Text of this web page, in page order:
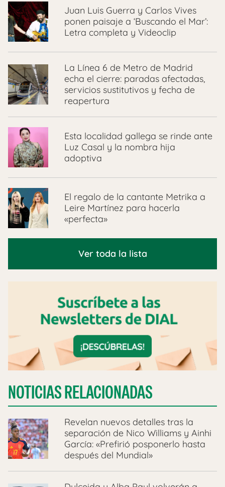
Juan Luis Guerra y Carlos Vives
ponen paisaje a ‘Buscando el Mar’:
Letra completa y Videoclip
La Línea 6 de Metro de Madrid
echa el cierre: paradas afectadas,
servicios sustitutivos y fecha de
reapertura
Esta localidad gallega se rinde ante
Luz Casal y la nombra hija
adoptiva
El regalo de la cantante Metrika a
Leire Martínez para hacerla
«perfecta»
Ver toda la lista
NOTICIAS RELACIONADAS
Revelan nuevos detalles tras la
separación de Nico Williams y Ainhi
García: «Prefirió posponerlo hasta
después del Mundial»